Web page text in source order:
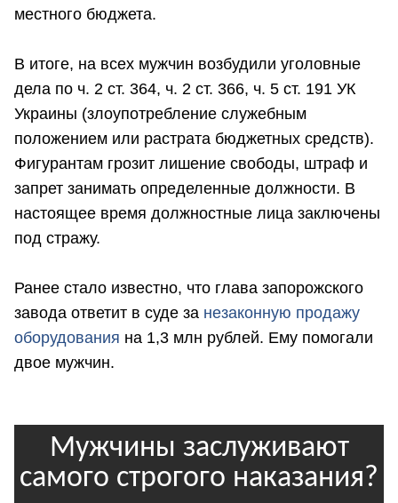
местного бюджета.
В итоге, на всех мужчин возбудили уголовные
дела по ч. 2 ст. 364, ч. 2 ст. 366, ч. 5 ст. 191 УК
Украины (злоупотребление служебным
положением или растрата бюджетных средств).
Фигурантам грозит лишение свободы, штраф и
запрет занимать определенные должности. В
настоящее время должностные лица заключены
под стражу.
Ранее стало известно, что глава запорожского
завода ответит в суде за незаконную продажу
оборудования на 1,3 млн рублей. Ему помогали
двое мужчин.